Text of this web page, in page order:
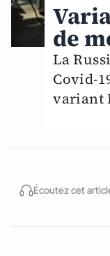
de
La
Covid-
variant
Écoutez cet